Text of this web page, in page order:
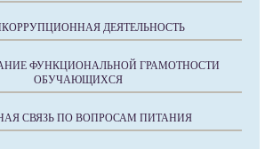
ДЕЯТЕЛЬНОСТЬ
ФУНКЦИОНАЛЬНОЙ ГРАМОТНОСТИ
ОБУЧАЮЩИХСЯ
СВЯЗЬ ПО ВОПРОСАМ ПИТАНИЯ